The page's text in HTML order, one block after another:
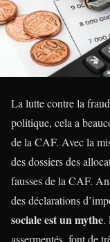
La lutte contre la
politique, cela a
de la CAF. Avec la
des dossiers des
fausses de la CAF.
des déclarations
sociale est un mythe.
assermentés, font de